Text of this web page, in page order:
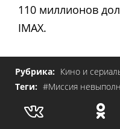
110 миллионов
IMAX.
Рубрика: Кино и
Теги: #Миссия